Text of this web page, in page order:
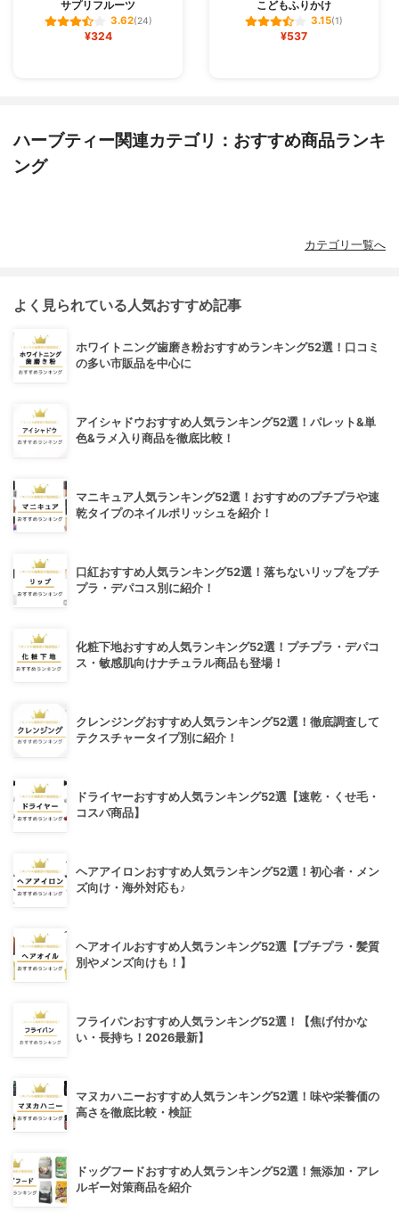
サプリフルーツ
3.62(24)
¥324
こどもふりかけ
3.15(1)
¥537
ハーブティー関連カテゴリ：おすすめ商品ランキ
ング
カテゴリ一覧へ
よく見られている人気おすすめ記事
ホワイトニング歯磨き粉おすすめランキング52選！口コミ
の多い市販品を中心に
アイシャドウおすすめ人気ランキング52選！パレット&単
色&ラメ入り商品を徹底比較！
マニキュア人気ランキング52選！おすすめのプチプラや速
乾タイプのネイルポリッシュを紹介！
口紅おすすめ人気ランキング52選！落ちないリップをプチ
プラ・デパコス別に紹介！
化粧下地おすすめ人気ランキング52選！プチプラ・デパコ
ス・敏感肌向けナチュラル商品も登場！
クレンジングおすすめ人気ランキング52選！徹底調査して
テクスチャータイプ別に紹介！
ドライヤーおすすめ人気ランキング52選【速乾・くせ毛・
コスパ商品】
ヘアアイロンおすすめ人気ランキング52選！初心者・メン
ズ向け・海外対応も♪
ヘアオイルおすすめ人気ランキング52選【プチプラ・髪質
別やメンズ向けも！】
フライパンおすすめ人気ランキング52選！【焦げ付かな
い・長持ち！2026最新】
マヌカハニーおすすめ人気ランキング52選！味や栄養価の
高さを徹底比較・検証
ドッグフードおすすめ人気ランキング52選！無添加・アレ
ルギー対策商品を紹介